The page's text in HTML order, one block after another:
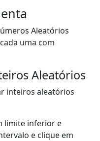
Aleatórios
uma com
Aleatórios
inteiros aleatórios
limite inferior e
e clique em